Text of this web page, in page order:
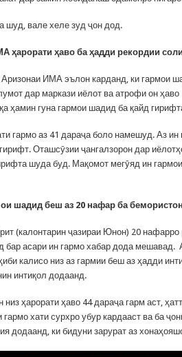
шуд, вале хеле зуд ҷон дод.
ҳарорати ҳаво ба ҳадди рекордии
ИМА эълон карданд, ки гармои
дар маркази иёлот ва атрофи он
ҳамин гуна гармои шадид ба қайд
гармо аз 41 дараҷа боло намешуд. Аз
Оташсӯзии ҷангалзорон дар
шуда буд. Мақомот мегӯяд ин
шадид беш аз 20 нафар ба
(калонтарин ҷазираи Юнон) 20
бар асари ин гармо хабар дода мешавад.
калисо низ аз гармии беш аз ҳадди
интиқол додаанд.
низ ҳарорати ҳаво 44 дараҷа гарм аст,
хати сурхро убур кардааст ва ба
додаанд, ки бидуни зарурат аз